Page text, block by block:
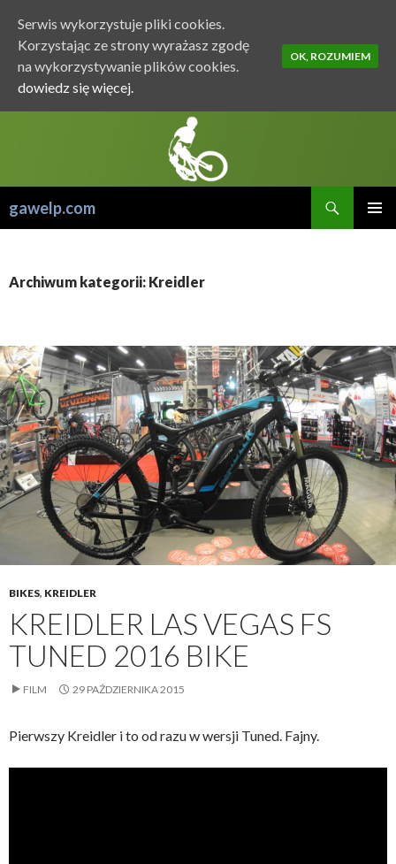
gawelp.com
Archiwum kategorii: Kreidler
BIKES, KREIDLER
KREIDLER LAS VEGAS FS
TUNED 2016 BIKE
FILM 29 PAŹDZIERNIKA 2015
Pierwszy Kreidler i to od razu w wersji Tuned. Fajny.
Serwis wykorzystuje pliki cookies.
Korzystając ze strony wyrażasz zgodę
na wykorzystywanie plików cookies.
dowiedz się więcej.
OK, ROZUMIEM